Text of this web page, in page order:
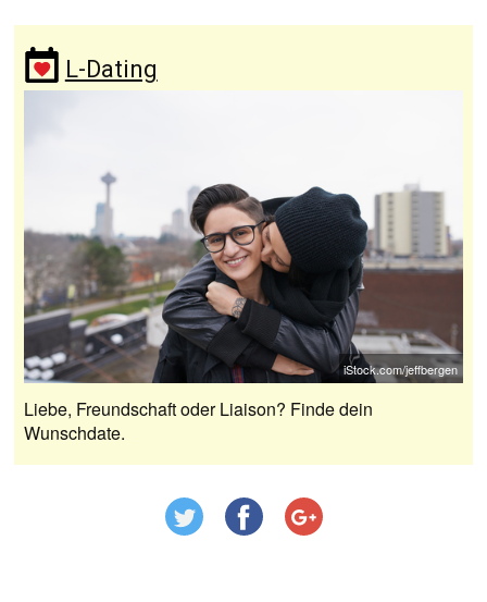
L-Dating
iStock.com/jeffbergen
Liebe, Freundschaft oder Liaison? Finde dein
Wunschdate.